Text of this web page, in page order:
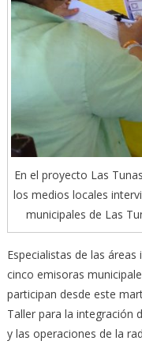
En el proyecto Las
los medios locales
municipales de Las
Especialistas de las
cinco emisoras
participan desde este
Taller para la integración
y las operaciones de la